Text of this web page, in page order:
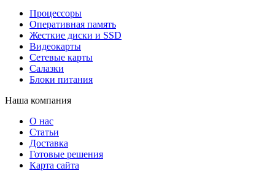
Процессоры
Оперативная память
Жесткие диски и SSD
Видеокарты
Сетевые карты
Салазки
Блоки питания
Наша компания
О нас
Статьи
Доставка
Готовые решения
Карта сайта